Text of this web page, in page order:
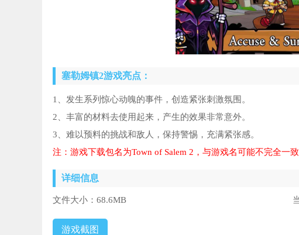
塞勒姆镇2游戏亮点：
1、发生系列惊心动魄的事件，创造紧张刺激氛围。
2、丰富的材料去使用起来，产生的效果非常意外。
3、难以预料的挑战和敌人，保持警惕，充满紧张感。
注：游戏下载包名为Town of Salem 2，与游戏名可能不完全一
详细信息
文件大小： 68.6MB
游戏截图